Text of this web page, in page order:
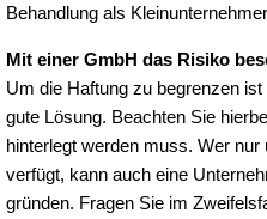
Behandlung als
Mit einer GmbH das Risiko
Um die Haftung zu begrenzen
gute Lösung. Beachten Sie
hinterlegt werden muss. Wer
verfügt, kann auch eine
gründen. Fragen Sie im